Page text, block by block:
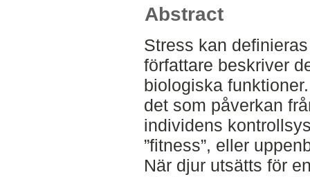
Abstract
Stress kan
författare beskriver
biologiska
det som påverkan
individens
”fitness”, eller
När djur utsätts för